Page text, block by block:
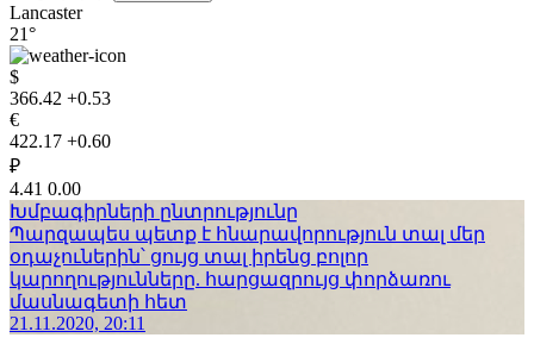
Lancaster
21°
$
366.42 +0.53
€
422.17 +0.60
₽
4.41 0.00
Խմբագիրների ընտրությունը
Պարզապես պետք է հնարավորություն տալ մեր
օդաչուներին՝ ցույց տալ իրենց բոլոր
կարողությունները. հարցազրույց փորձառու
մասնագետի հետ
21.11.2020, 20:11